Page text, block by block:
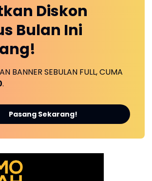
Diskon
Bulan Ini
BANNER SEBULAN FULL, CUMA
.
Pasang Sekarang!